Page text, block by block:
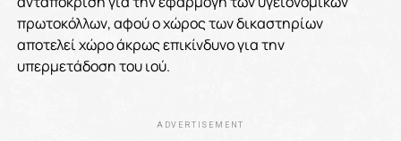
πρωτοκόλλων, αφού ο χώρος των δικαστηρίων
αποτελεί χώρο άκρως επικίνδυνο για την
υπερμετάδοση του ιού.
ADVERTISEMENT